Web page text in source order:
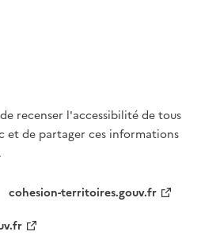
recenser l'accessibilité de tous
et de partager ces informations
cohesion-territoires.gouv.fr